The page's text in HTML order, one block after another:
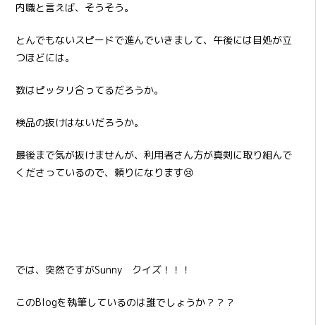
内職と言えば、そうそう。
とんでもないスピードで進んでいきまして、午後には目処が立
つほどには。
数はピッタリ合ってるだろうか。
検品の抜けはないだろうか。
最後まで気が抜けませんが、利用者さん方が真剣に取り組んで
くださっているので、頼りになります😢
では、突然ですがSunny クイズ！！！
このBlogを執筆しているのは誰でしょうか？？？